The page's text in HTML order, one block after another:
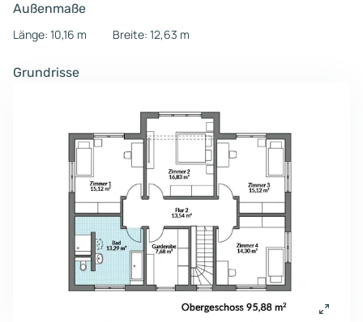
Außenmaße
Länge: 10,16 m
Breite: 12,63 m
Grundrisse